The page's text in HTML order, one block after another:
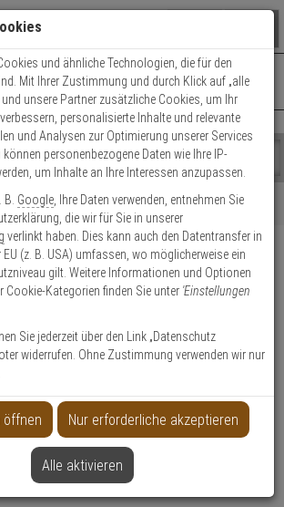
Warenkorb schließen
0 ARTIKEL IM WARENKORB
Ihr Warenkorb ist momentan leer.
Ergebnisse ()
Fertig
0Mo. - Do.: 8:00 - 16:30 | Fr.: 8:00 - 14:00 Uhr
Kontaktservice nutzen
Smart-
PM3 4x D0
und ähnliche Technologien, die für den
Mit Ihrer Zustimmung und durch Klick auf „alle
und unsere Partner zusätzliche Cookies, um Ihr
personalisierte Inhalte und relevante
und Analysen zur Optimierung unserer Services
personenbezogene Daten wie Ihre IP-
um Inhalte an Ihre Interessen anzupassen.
Google , Ihre Daten verwenden, entnehmen Sie
die wir für Sie in unserer
verlinkt haben. Dies kann auch den Datentransfer in
EU (z. B. USA) umfassen, wo möglicherweise ein
gilt. Weitere Informationen und Optionen
Cookie-Kategorien finden Sie unter 'Einstellungen
Sie jederzeit über den Link „Datenschutz
widerrufen. Ohne Zustimmung verwenden wir nur
öffnen Nur erforderliche akzeptieren
Alle aktivieren